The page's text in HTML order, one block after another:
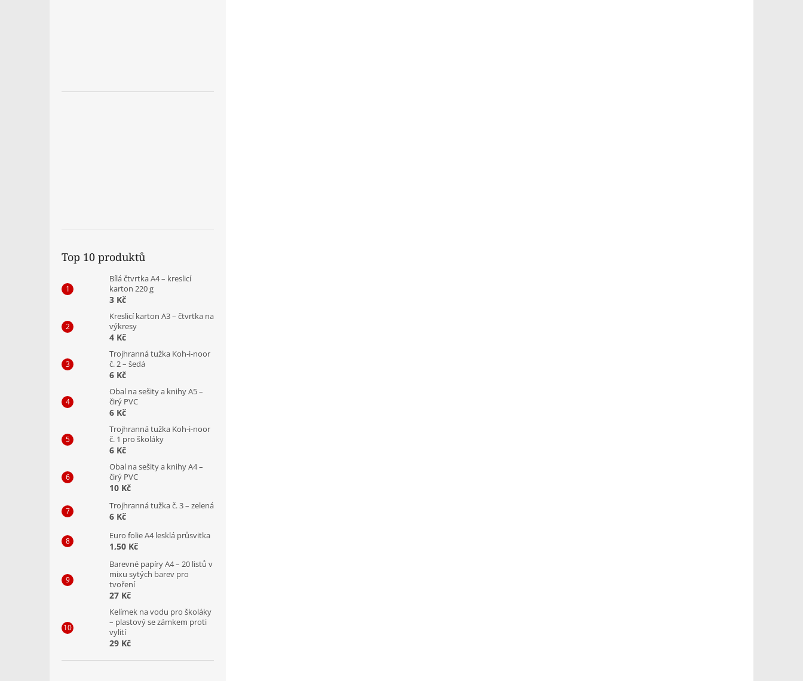
Top 10 produktů
Bílá čtvrtka A4 – kreslicí
karton 220 g
3 Kč
Kreslicí karton A3 – čtvrtka na
výkresy
4 Kč
Trojhranná tužka Koh-i-noor
č. 2 – šedá
6 Kč
Obal na sešity a knihy A5 –
čirý PVC
6 Kč
Trojhranná tužka Koh-i-noor
č. 1 pro školáky
6 Kč
Obal na sešity a knihy A4 –
čirý PVC
10 Kč
Trojhranná tužka č. 3 – zelená
6 Kč
Euro folie A4 lesklá průsvitka
1,50 Kč
Barevné papíry A4 – 20 listů v
mixu sytých barev pro
tvoření
27 Kč
Kelímek na vodu pro školáky
– plastový se zámkem proti
vylití
29 Kč